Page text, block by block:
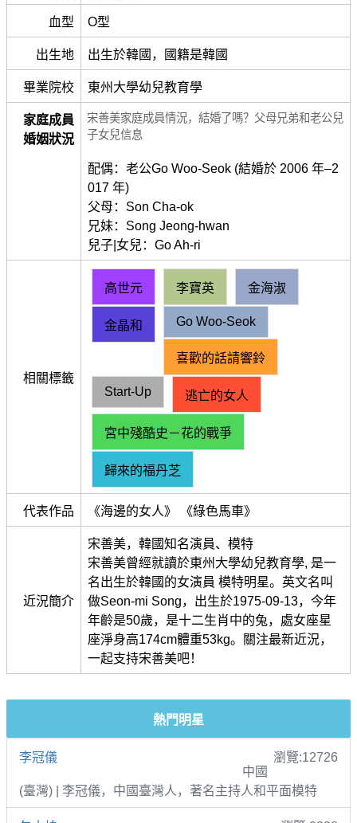
血型 O型
出生地 出生於韓國，國籍是韓國
畢業院校 東州大學幼兒教育學
家庭成員
婚姻狀況
宋善美家庭成員情況，結婚了嗎？父母兄弟和老公兒
子女兒信息
配偶：老公Go Woo-Seok (結婚於 2006 年–2
017 年)
父母：Son Cha-ok
兄妹：Song Jeong-hwan
兒子|女兒：Go Ah-ri
相關標籤
高世元 李寶英 金海淑
金晶和 Go Woo‑Seok
喜歡的話請響鈴
Start‑Up 逃亡的女人
宮中殘酷史－花的戰爭
歸來的福丹芝
代表作品 《海邊的女人》 《綠色馬車》
近況簡介
宋善美，韓國知名演員、模特
宋善美曾經就讀於東州大學幼兒教育學, 是一
名出生於韓國的女演員 模特明星。英文名叫
做Seon-mi Song，出生於1975-09-13，今年
年齡是50歲，是十二生肖中的兔，處女座星
座淨身高174cm體重53kg。關注最新近況，
一起支持宋善美吧！
熱門明星
李冠儀
瀏覽:12726
中國
(臺灣) | 李冠儀，中國臺灣人，著名主持人和平面模特